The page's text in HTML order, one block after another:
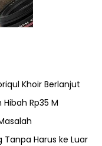
Khoir Berlanjut
Rp35 M
Harus ke Luar